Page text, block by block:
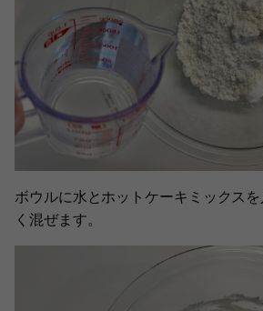
ボウルに水とホットケーキミックス
く混ぜます。